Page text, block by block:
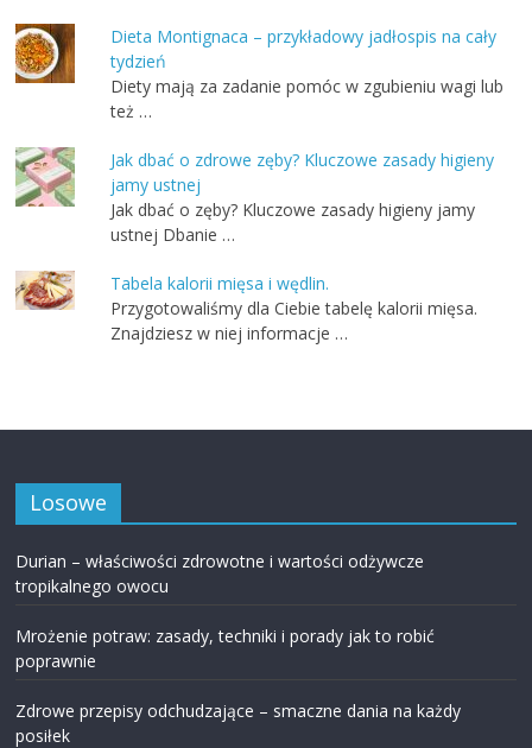
Dieta Montignaca – przykładowy jadłospis na cały
tydzień
Diety mają za zadanie pomóc w zgubieniu wagi lub
też …
Jak dbać o zdrowe zęby? Kluczowe zasady higieny
jamy ustnej
Jak dbać o zęby? Kluczowe zasady higieny jamy
ustnej Dbanie …
Tabela kalorii mięsa i wędlin.
Przygotowaliśmy dla Ciebie tabelę kalorii mięsa.
Znajdziesz w niej informacje …
Losowe
Durian – właściwości zdrowotne i wartości odżywcze
tropikalnego owocu
Mrożenie potraw: zasady, techniki i porady jak to robić
poprawnie
Zdrowe przepisy odchudzające – smaczne dania na każdy
posiłek